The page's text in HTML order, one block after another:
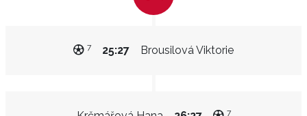
Brousilová Viktorie
25:27
7
7